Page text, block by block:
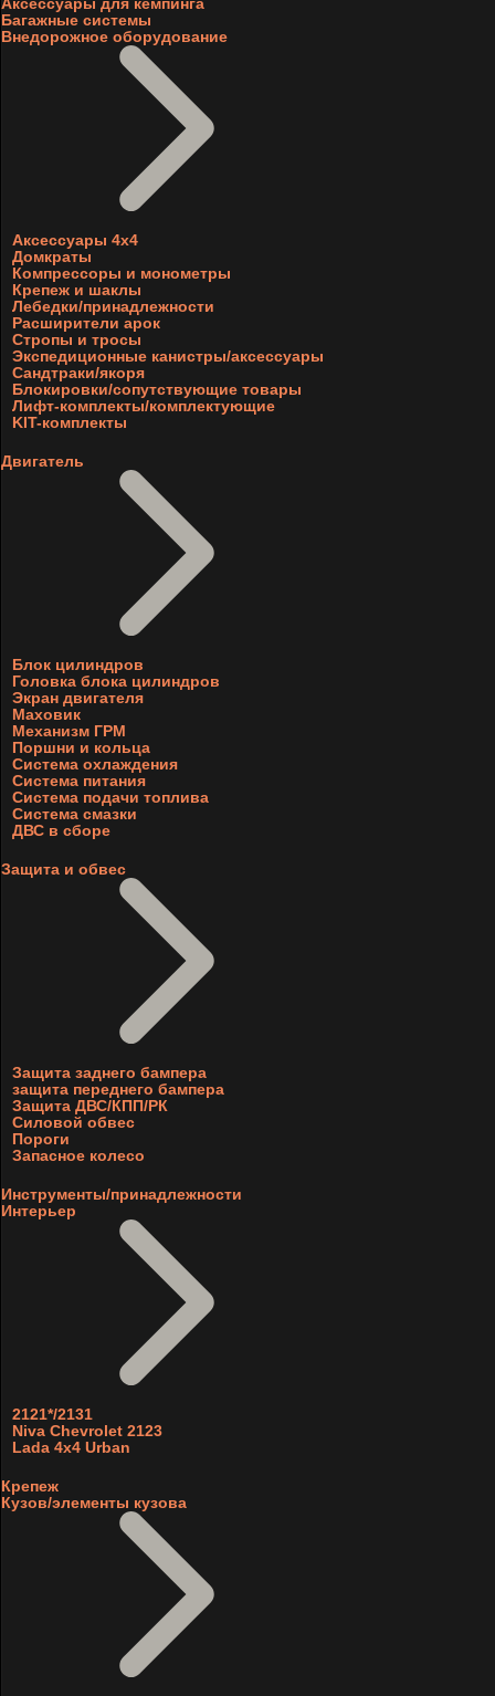
Багажные системы
Внедорожное оборудование
Аксессуары 4х4
Домкраты
Компрессоры и монометры
Крепеж и шаклы
Лебедки/принадлежности
Расширители арок
Стропы и тросы
Экспедиционные канистры/аксессуары
Сандтраки/якоря
Блокировки/сопутствующие товары
Лифт-комплекты/комплектующие
KIT-комплекты
Двигатель
Блок цилиндров
Головка блока цилиндров
Экран двигателя
Маховик
Механизм ГРМ
Поршни и кольца
Система охлаждения
Система питания
Система подачи топлива
Система смазки
ДВС в сборе
Защита и обвес
Защита заднего бампера
защита переднего бампера
Защита ДВС/КПП/РК
Силовой обвес
Пороги
Запасное колесо
Инструменты/принадлежности
Интерьер
2121*/2131
Niva Chevrolet 2123
Lada 4x4 Urban
Крепеж
Кузов/элементы кузова